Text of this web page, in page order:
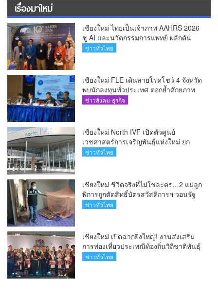
เรื่องมาใหม่
เชียงใหม่ ไทยเป็นเจ้าภาพ AAHRS 2026
ชู AI และนวัตกรรมการแพทย์ ผลักดัน
Medical Hub และศูนย์กลางปลูกผมแห่ง
ข่าวทั่วไทย
เชียงใหม่ FLE เดินสายโรดโชว์ 4 จังหวัด
พบนักลงทุนทั่วประเทศ ตอกย้ำศักยภาพ
ผู้นำธุรกิจระบบน้ำครบวงจร(คลิป)
ข่าวสังคม-ธุรกิจ
เชียงใหม่ North IVF เปิดตัวศูนย์
เวชศาสตร์การเจริญพันธุ์แห่งใหม่ ยก
ระดับเชียงใหม่สู่ ศูนย์กลางการรักษาผู้มี
ข่าวทั่วไทย
เชียงใหม่ ชีวิตจริงที่ไม่ใช่ละคร…2 แม่ลูก
พิการถูกตัดสิทธิ์บัตรสวัสดิการฯ วอนรัฐ
ทบทวนเกณฑ์ช่วยคนจน(คลิป)
ข่าวทั่วไทย
เชียงใหม่ เปิดฉากยิ่งใหญ่! งานส่งเสริม
การท่องเที่ยวประเพณีท้องถิ่นวิถีชาติพันธุ์
ล้านนา(คลิป)
ข่าวทั่วไทย